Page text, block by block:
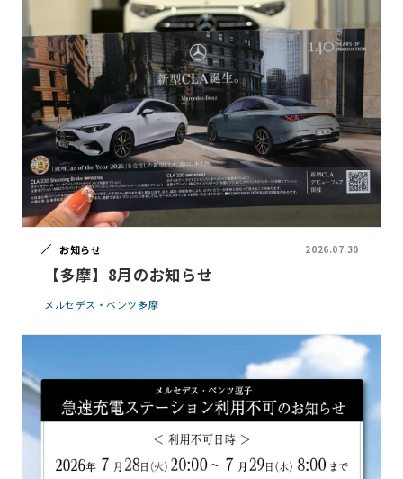
お知らせ 2026.07.30
【多摩】8月のお知らせ
メルセデス・ベンツ多摩